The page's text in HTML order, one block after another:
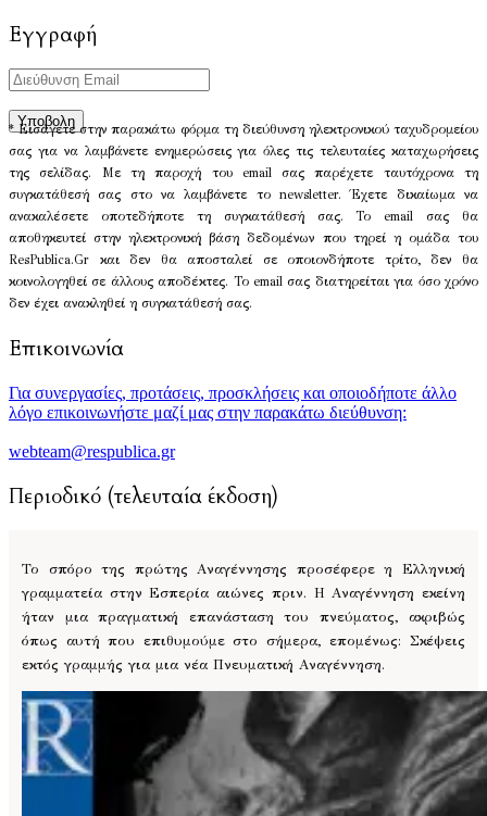
Εγγραφή
* Εισάγετε στην παρακάτω φόρμα τη διεύθυνση ηλεκτρονικού ταχυδρομείου
σας για να λαμβάνετε ενημερώσεις για όλες τις τελευταίες καταχωρήσεις
της σελίδας. Με τη παροχή του email σας παρέχετε ταυτόχρονα τη
συγκατάθεσή σας στο να λαμβάνετε το newsletter. Έχετε δικαίωμα να
ανακαλέσετε οποτεδήποτε τη συγκατάθεσή σας. Το email σας θα
αποθηκευτεί στην ηλεκτρονική βάση δεδομένων που τηρεί η ομάδα του
ResPublica.Gr και δεν θα αποσταλεί σε οποιονδήποτε τρίτο, δεν θα
κοινολογηθεί σε άλλους αποδέκτες. Το email σας διατηρείται για όσο χρόνο
δεν έχει ανακληθεί η συγκατάθεσή σας.
Επικοινωνία
Για συνεργασίες, προτάσεις, προσκλήσεις και οποιοδήποτε άλλο
λόγο επικοινωνήστε μαζί μας στην παρακάτω διεύθυνση:
webteam@respublica.gr
Περιοδικό (τελευταία έκδοση)
Το σπόρο της πρώτης Αναγέννησης προσέφερε η Ελληνική
γραμματεία στην Εσπερία αιώνες πριν. Η Αναγέννηση εκείνη
ήταν μια πραγματική επανάσταση του πνεύματος, ακριβώς
όπως αυτή που επιθυμούμε στο σήμερα, επομένως: Σκέψεις
εκτός γραμμής για μια νέα Πνευματική Αναγέννηση.